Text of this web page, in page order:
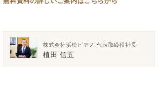
株式会社浜松ピアノ 代表取締役社長
植田 信五